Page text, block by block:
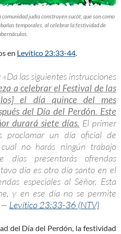
comunidad judía construyen sucót, que son como
temporales, al celebrar la festividad de
en Levítico 23:33-44.
«Da las siguientes instrucciones
a celebrar el Festival de las
el día quince del mes
del Día del Perdón. Este
durará siete días. El primer
proclamar un día oficial de
no harás ningún trabajo
días presentarás ofrendas
día es otro día santo en el
especiales al Señor. Esta
y en ese día no se permite
— Levítico 23:33-36 (NTV)
del Día del Perdón, la festividad